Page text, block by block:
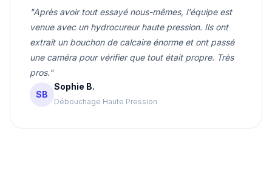
"Après avoir tout essayé nous-mêmes, l'équipe est
venue avec un hydrocureur haute pression. Ils ont
extrait un bouchon de calcaire énorme et ont passé
une caméra pour vérifier que tout était propre. Très
pros."
SB
Sophie B.
Débouchage Haute Pression